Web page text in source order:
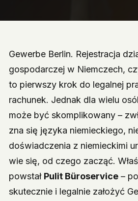
Gewerbe Berlin. Rejestracja
gospodarczej w Niemczech,
to pierwszy krok do legalnej
rachunek. Jednak dla wielu
może być skomplikowany –
zna się języka niemieckiego,
doświadczenia z niemieckimi
wie się, od czego zacząć.
powstał Pulit Büroservice –
skutecznie i legalnie założyć